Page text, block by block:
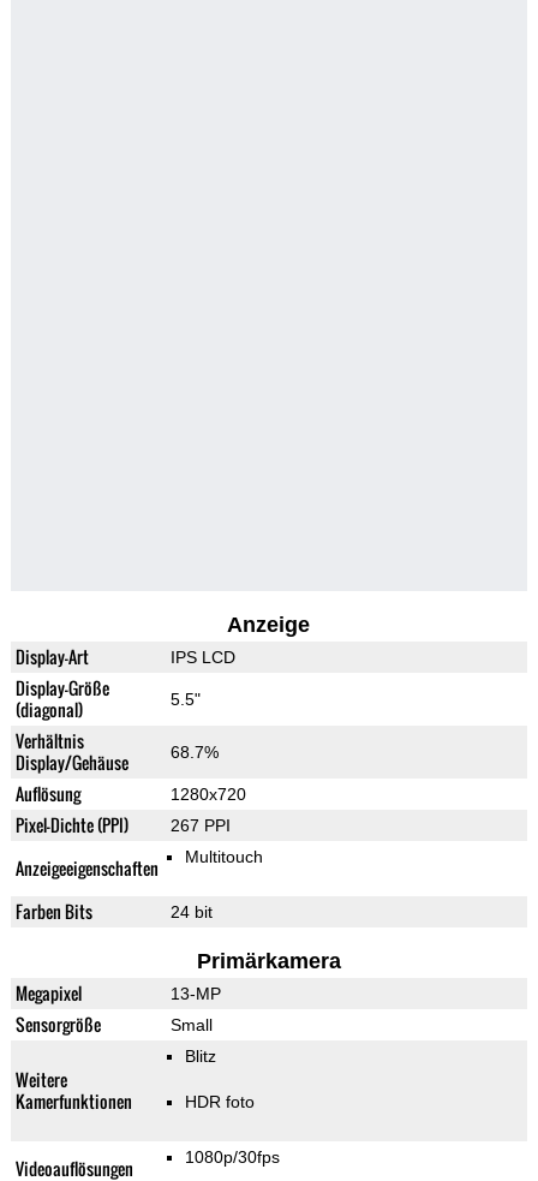
Anzeige
Display-Art IPS LCD
Display-Größe
(diagonal)
5.5"
Verhältnis
Display/Gehäuse
68.7%
Auflösung 1280x720
Pixel-Dichte (PPI) 267 PPI
Anzeigeeigenschaften Multitouch
Farben Bits 24 bit
Primärkamera
Megapixel 13-MP
Sensorgröße Small
Weitere
Kamerfunktionen
Blitz
HDR foto
Videoauflösungen 1080p/30fps